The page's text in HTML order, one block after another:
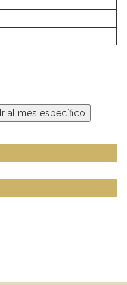
Ir al mes específico